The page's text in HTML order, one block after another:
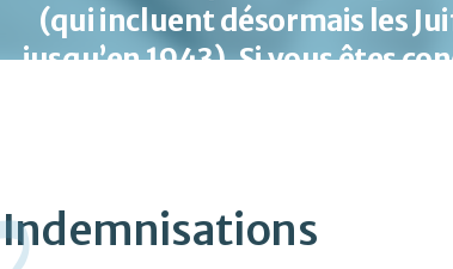
(qui incluent désormais les
jusqu’en 1943). Si vous êtes
Indemnisations